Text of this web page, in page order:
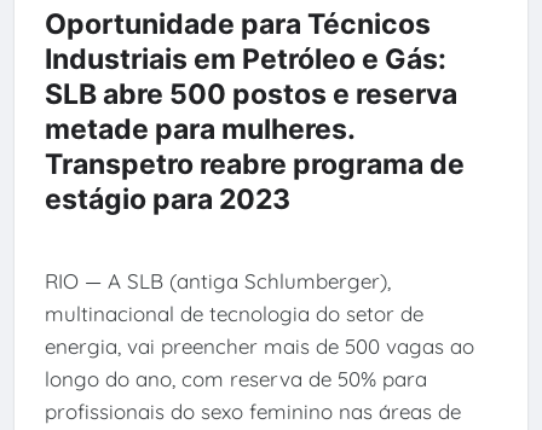
Oportunidade para Técnicos
Industriais em Petróleo e Gás:
SLB abre 500 postos e reserva
metade para mulheres.
Transpetro reabre programa de
estágio para 2023
RIO — A SLB (antiga Schlumberger),
multinacional de tecnologia do setor de
energia, vai preencher mais de 500 vagas ao
longo do ano, com reserva de 50% para
profissionais do sexo feminino nas áreas de